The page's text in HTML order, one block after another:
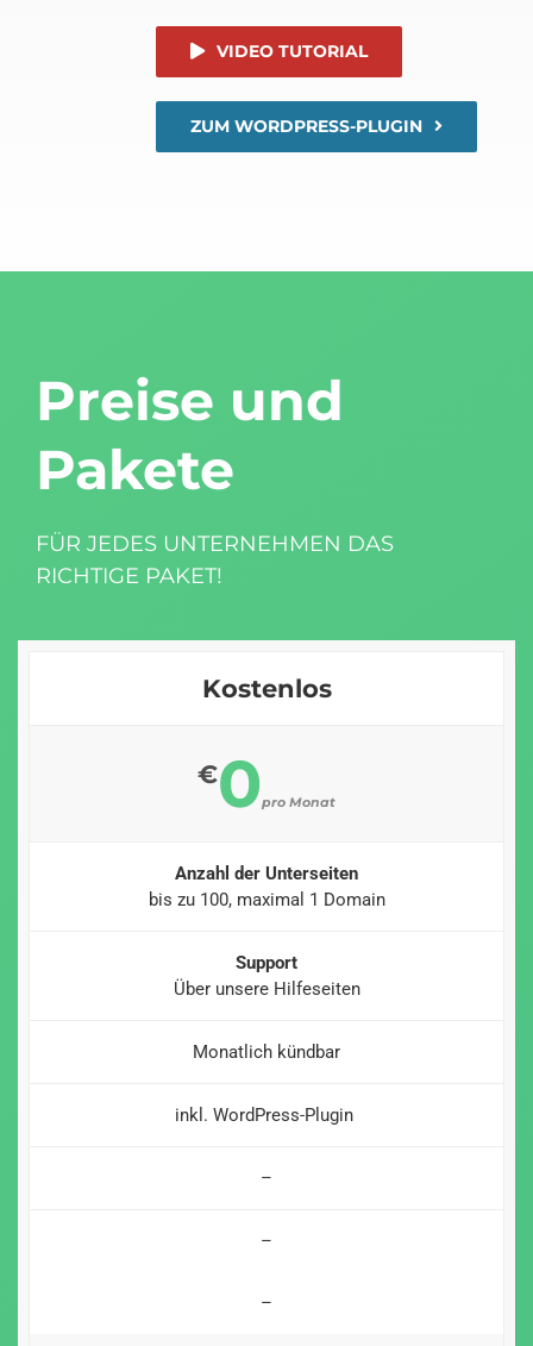
VIDEO TUTORIAL
ZUM WORDPRESS-PLUGIN
Preise und
Pakete
FÜR JEDES UNTERNEHMEN DAS
RICHTIGE PAKET!
Kostenlos
€0pro Monat
Anzahl der Unterseiten
bis zu 100, maximal 1 Domain
Support
Über unsere Hilfeseiten
Monatlich kündbar
inkl. WordPress-Plugin
–
–
–